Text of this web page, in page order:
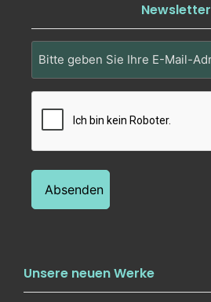
Newsletter
Email
(erforderlich)
CAPTCHA
Unsere neuen Werke